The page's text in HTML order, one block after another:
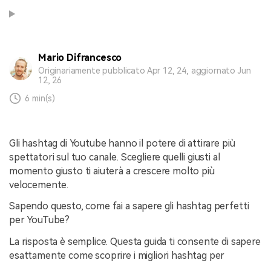
Mario Difrancesco
Originariamente pubblicato Apr 12, 24, aggiornato Jun
12, 26
6 min(s)
Gli hashtag di Youtube hanno il potere di attirare più
spettatori sul tuo canale. Scegliere quelli giusti al
momento giusto ti aiuterà a crescere molto più
velocemente.
Sapendo questo, come fai a sapere gli hashtag perfetti
per YouTube?
La risposta è semplice. Questa guida ti consente di sapere
esattamente come scoprire i migliori hashtag per